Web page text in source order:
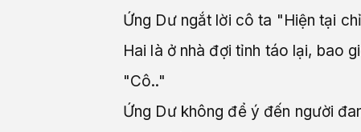
Ứng Dư ngắt lời cô ta "Hiện tại
Hai là ở nhà đợi tỉnh táo lại, bao
"Cô.."
Ứng Dư không để ý đến người